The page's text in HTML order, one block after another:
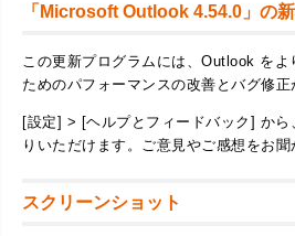
「Microsoft Outlook 4.54.0」の
この更新プログラムには、Outlook をよ
ためのパフォーマンスの改善とバグ修正
[設定] > [ヘルプとフィードバック] から
りいただけます。ご意見やご感想をお聞
スクリーンショット